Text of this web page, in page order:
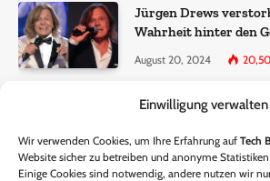
Einwilligung verwalten
Wir verwenden Cookies, um Ihre Erfahrung auf Tech
Website sicher zu betreiben und anonyme
Einige Cookies sind notwendig, andere nutzen wir
Jürgen Drews
Wahrheit hinter den
August 20, 2024
Ralf Dammasch
June 26, 2024 13,286